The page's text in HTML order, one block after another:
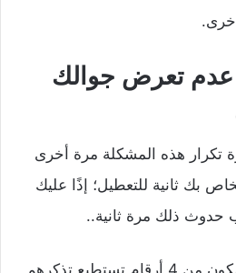
تعرض جوالك
تكرار هذه المشكلة مرة أخرى
بك ثانية للتعطيل؛ إذًا عليك
حدوث ذلك مرة ثانية..